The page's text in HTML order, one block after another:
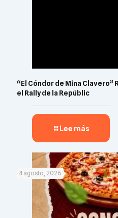
“El Cóndor de Mina Clavero”
el Rally de la Repúblic
Lee más
4 agosto, 2026